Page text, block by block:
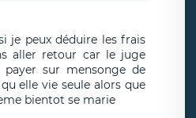
je peux déduire les frais
aller retour car le juge
sur mensonge de
elle vie seule alors que
bientot se marie